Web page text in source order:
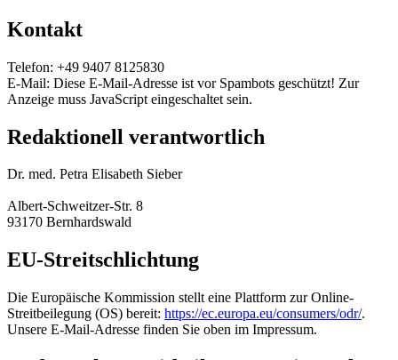
Kontakt
Telefon: +49 9407 8125830
E-Mail: Diese E-Mail-Adresse ist vor Spambots geschützt! Zur
Anzeige muss JavaScript eingeschaltet sein.
Redaktionell verantwortlich
Dr. med. Petra Elisabeth Sieber
Albert-Schweitzer-Str. 8
93170 Bernhardswald
EU-Streitschlichtung
Die Europäische Kommission stellt eine Plattform zur Online-
Streitbeilegung (OS) bereit: https://ec.europa.eu/consumers/odr/.
Unsere E-Mail-Adresse finden Sie oben im Impressum.